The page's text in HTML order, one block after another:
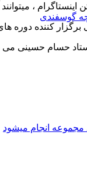
گوسفندی
انجام میشود
،
کننده دوره
حسام حسینی می